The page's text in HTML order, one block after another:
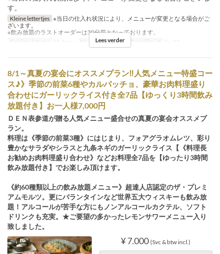
す。
Kleine lettertjes ※当日の仕入れ状況により、メニューが変更となる場合がご
ざいます。
※飲み放題のラストオーダーは30分前となっております。
Geldige datums
01 Aug ~ Maaltijden Diner Bestellimiet 3 ~ 15
Lees verder
8/1～真夏の宴会にオススメプラン‼人気メニュー特盛コー
ス♪》季節の前菜6種やカルパッチョ、豪華お肉料理盛り
合わせにガーリックライス付き全7品【ゆっくり3時間飲み
放題付き】お一人様7,000円
ＤＥＮ表参道が贈る人気メニュー盛合せの真夏の宴会オススメプ
ラン。
料理は《季節の前菜3種》にはじまり、フォアグラオムレツ、彩り
豊かなサラダやシラスと九条ネギのガーリックライス【《料理長
お勧めお肉料理盛り合わせ》などお料理全7品を【ゆったり3時間
飲み放題付き】でお楽しみ頂けます。
《約60種類以上の飲み放題メニュー》超達人店認定のザ・プレミ
アムモルツ。更にバランタインなど世界五大ウィスキーも飲み放
題！アルコールが苦手な方にもノンアルコールカクテル、ソフト
ドリンクも充実。★ご要望の多かったレモンサワーメニュー入り
致しました。
¥ 7.000 (Svc & btw incl.)